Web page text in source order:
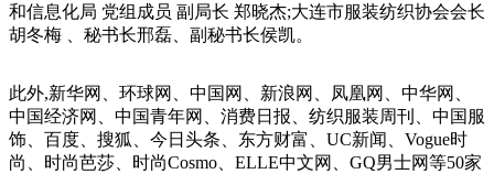
和信息化局 党组成员 副局长 郑晓杰;大连市服装纺织协会会长
胡冬梅 、秘书长邢磊、副秘书长侯凯。
此外,新华网、环球网、中国网、新浪网、凤凰网、中华网、
中国经济网、中国青年网、消费日报、纺织服装周刊、中国服
饰、百度、搜狐、今日头条、东方财富、UC新闻、Vogue时
尚、时尚芭莎、时尚Cosmo、ELLE中文网、GQ男士网等50家